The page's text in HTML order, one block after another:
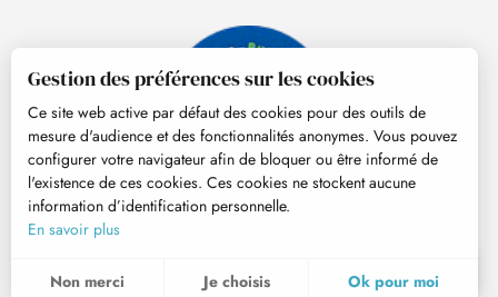
© Tourisme Hautes-Pyrénées
Gestion des préférences sur les cookies
Ce site web active par défaut des cookies pour des outils de
mesure d'audience et des fonctionnalités anonymes. Vous pouvez
configurer votre navigateur afin de bloquer ou être informé de
l'existence de ces cookies. Ces cookies ne stockent aucune
information d’identification personnelle.
En savoir plus
Non merci Je choisis Ok pour moi